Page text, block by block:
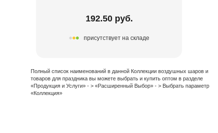
192.50 руб.
присутствует на складе
Полный список наименований в данной Коллекции воздушных шаров и
товаров для праздника вы можете выбрать и купить оптом в разделе
«Продукция и Услуги» - > «Расширенный Выбор» - > Выбрать параметр
«Коллекция»